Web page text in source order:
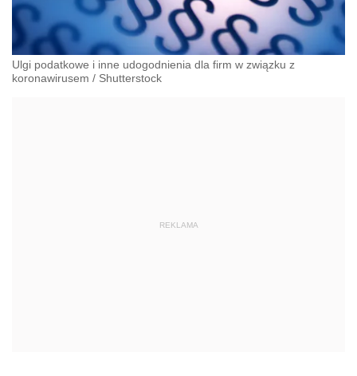
Ulgi podatkowe i inne udogodnienia dla firm w związku z
koronawirusem / Shutterstock